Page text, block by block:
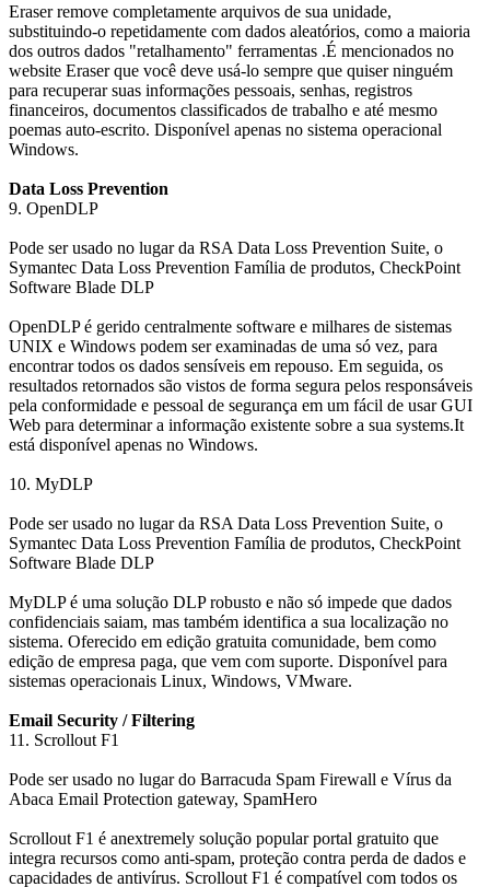
Eraser remove completamente arquivos de sua unidade,
substituindo-o repetidamente com dados aleatórios, como a maioria
dos outros dados "retalhamento" ferramentas .É mencionados no
website Eraser que você deve usá-lo sempre que quiser ninguém
para recuperar suas informações pessoais, senhas, registros
financeiros, documentos classificados de trabalho e até mesmo
poemas auto-escrito. Disponível apenas no sistema operacional
Windows.
Data Loss Prevention
9. OpenDLP
Pode ser usado no lugar da RSA Data Loss Prevention Suite, o
Symantec Data Loss Prevention Família de produtos, CheckPoint
Software Blade DLP
OpenDLP é gerido centralmente software e milhares de sistemas
UNIX e Windows podem ser examinadas de uma só vez, para
encontrar todos os dados sensíveis em repouso. Em seguida, os
resultados retornados são vistos de forma segura pelos responsáveis ​​
pela conformidade e pessoal de segurança em um fácil de usar GUI
Web para determinar a informação existente sobre a sua systems.It
está disponível apenas no Windows.
10. MyDLP
Pode ser usado no lugar da RSA Data Loss Prevention Suite, o
Symantec Data Loss Prevention Família de produtos, CheckPoint
Software Blade DLP
MyDLP é uma solução DLP robusto e não só impede que dados
confidenciais saiam, mas também identifica a sua localização no
sistema. Oferecido em edição gratuita comunidade, bem como
edição de empresa paga, que vem com suporte. Disponível para
sistemas operacionais Linux, Windows, VMware.
Email Security / Filtering
11. Scrollout F1
Pode ser usado no lugar do Barracuda Spam Firewall e Vírus da
Abaca Email Protection gateway, SpamHero
Scrollout F1 é anextremely solução popular portal gratuito que
integra recursos como anti-spam, proteção contra perda de dados e
capacidades de antivírus. Scrollout F1 é compatível com todos os